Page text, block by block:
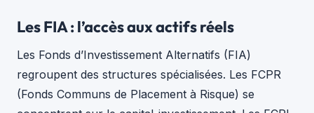
Les FIA : l’accès aux actifs réels
Les Fonds d’Investissement Alternatifs (FIA)
regroupent des structures spécialisées. Les FCPR
(Fonds Communs de Placement à Risque) se